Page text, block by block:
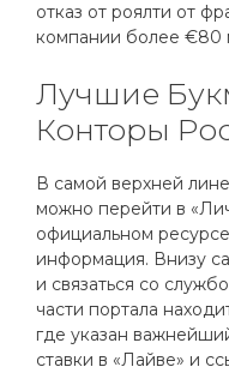
отказ от роялти от
компании более €80
Лучшие
Конторы
В самой верхней
можно перейти в
официальном
информация. Внизу
и связаться со
части портала
где указан
ставки в «Лайве» и